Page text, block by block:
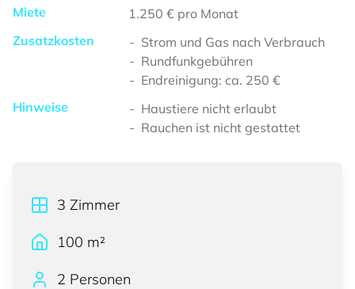
Miete
1.250 € pro Monat
Zusatzkosten
Strom und Gas nach Verbrauch
Rundfunkgebühren
Endreinigung: ca. 250 €
Hinweise
Haustiere nicht erlaubt
Rauchen ist nicht gestattet
3 Zimmer
100 m²
2 Personen